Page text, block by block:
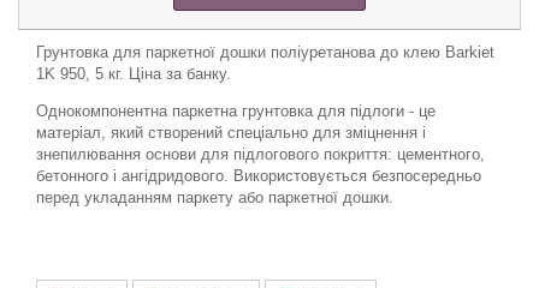
Грунтовка для паркетної дошки поліуретанова до клею Barkiet
1K 950, 5 кг. Ціна за банку.
Однокомпонентна паркетна грунтовка для підлоги - це
матеріал, який створений спеціально для зміцнення і
знепилювання основи для підлогового покриття: цементного,
бетонного і ангідридового. Використовується безпосередньо
перед укладанням паркету або паркетної дошки.